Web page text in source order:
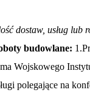
dostaw, usług
budowlane: 1.Przedmiotem zamówienia jest wykonanie usług, polegających na konfekcjonowaniu, doręczaniu oraz przyjmowaniu (odbieraniu) zwrotów przesyłek, zawierających czasopisma Wojskowego Instytutu Wydawniczego w Warszawie, zwanego dalej WIW. 2.Zamówienie pewne Przedmiot zamówienia pewnego, stanowiący jednocześnie